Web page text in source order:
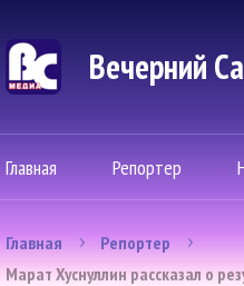
Вечерний
Главная Репортер
Главная
Репортер
Марат Хуснуллин рассказал о